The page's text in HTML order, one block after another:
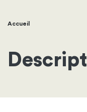
Fil
d'Ariane
Accueil